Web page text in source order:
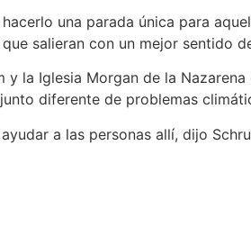
hacerlo una parada única para
que salieran con un mejor sentido
y la Iglesia Morgan de la
diferente de problemas
a las personas allí, dijo